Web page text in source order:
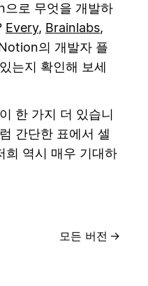
로 무엇을 개발하
Every, Brainlabs,
의 개발자 플
는지 확인해 보세
한 가지 더 있습니
간단한 표에서 셀
희 역시 매우 기대하
모든 버전 →